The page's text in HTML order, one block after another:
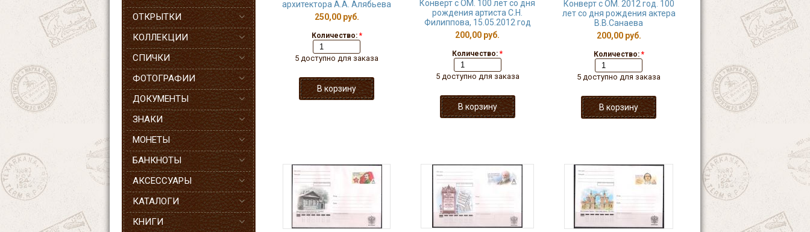
ОТКРЫТКИ
КОЛЛЕКЦИИ
СПИЧКИ
ФОТОГРАФИИ
ДОКУМЕНТЫ
ЗНАКИ
МОНЕТЫ
БАНКНОТЫ
АКСЕССУАРЫ
КАТАЛОГИ
КНИГИ
архитектора А.А. Алябьева
250,00 руб.
Количество: *
5 доступно для заказа
Конверт с ОМ. 100 лет со дня
рождения артиста С.Н.
Филиппова, 15.05.2012 год
200,00 руб.
Количество: *
5 доступно для заказа
Конверт с ОМ. 2012 год. 100
лет со дня рождения актера
В.В.Санаева
200,00 руб.
Количество: *
5 доступно для заказа